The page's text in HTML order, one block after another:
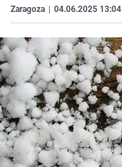
Zaragoza 04.06.2025 13:04